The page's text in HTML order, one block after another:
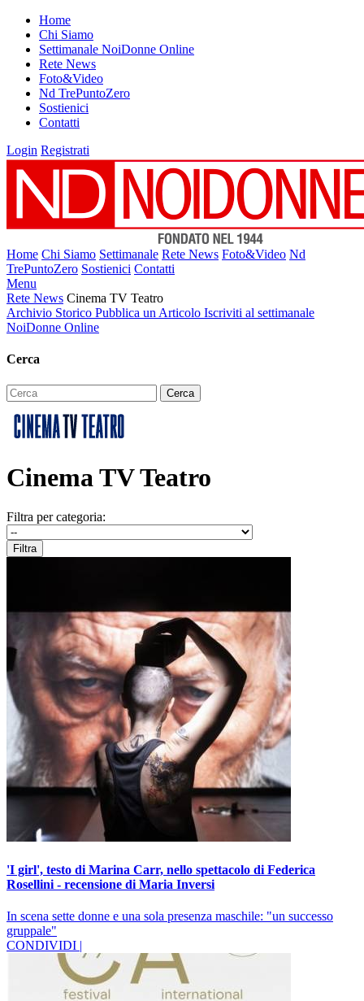
Home
Chi Siamo
Settimanale NoiDonne Online
Rete News
Foto&Video
Nd TrePuntoZero
Sostienici
Contatti
Login Registrati
Home Chi Siamo Settimanale Rete News Foto&Video Nd
TrePuntoZero Sostienici Contatti
Menu
Rete News Cinema TV Teatro
Archivio Storico Pubblica un Articolo Iscriviti al settimanale
NoiDonne Online
Cerca
Cinema TV Teatro
Filtra per categoria:
'I girl', testo di Marina Carr, nello spettacolo di Federica
Rosellini - recensione di Maria Inversi
In scena sette donne e una sola presenza maschile: "un successo
gruppale"
CONDIVIDI |